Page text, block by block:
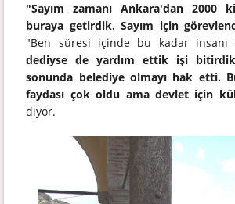
"Sayım zamanı Ankara'dan 2000
buraya getirdik. Sayım için
"Ben süresi içinde bu kadar insanı
dediyse de yardım ettik işi bitirdik.
sonunda belediye olmayı hak etti.
faydası çok oldu ama devlet için
diyor.